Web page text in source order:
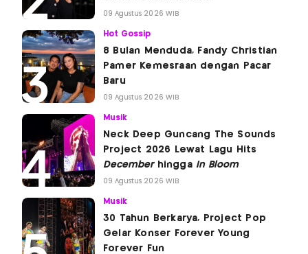
09 Agustus 2026 WIB
Hot Gossip
8 Bulan Menduda, Fandy Christian
Pamer Kemesraan dengan Pacar
Baru
09 Agustus 2026 WIB
Musik
Neck Deep Guncang The Sounds
Project 2026 Lewat Lagu Hits
Decemberhingga In Bloom
09 Agustus 2026 WIB
Musik
30 Tahun Berkarya, Project Pop
Gelar Konser Forever Young
Forever Fun